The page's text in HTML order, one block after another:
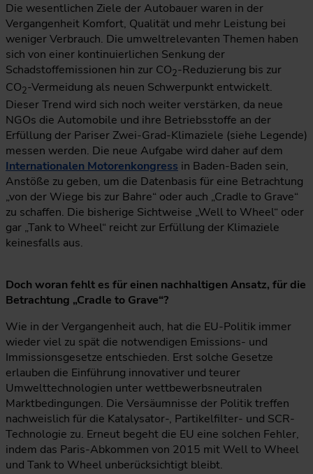
Die wesentlichen Ziele der Autobauer waren in der
Vergangenheit Komfort, Qualität und mehr Leistung bei
weniger Verbrauch. Die umweltrelevanten Themen haben
sich von einer kontinuierlichen Senkung der
Schadstoffemissionen hin zur CO2-Reduzierung bis zur
CO2-Vermeidung als neuen Schwerpunkt entwickelt.
Dieser Trend wird sich noch weiter verstärken, da neue
NGOs die Automobile und ihre Betriebsstoffe an der
Erfüllung der Pariser Zwei-Grad-Klimaziele (siehe Legende)
messen werden. Die neue Aufgabe wird daher auf dem
Internationalen Motorenkongress in Baden-Baden sein,
Anstöße zu geben, um die Datenbasis für eine Betrachtung
„von der Wiege bis zur Bahre“ oder auch „Cradle to Grave“
zu schaffen. Die bisherige Sichtweise „Well to Wheel“ oder
gar „Tank to Wheel“ reicht zur Erfüllung der Klimaziele
keinesfalls aus.
Doch woran fehlt es für einen nachhaltigen Ansatz, für die
Betrachtung „Cradle to Grave“?
Wie in der Vergangenheit auch, hat die EU-Politik immer
wieder viel zu spät die notwendigen Emissions- und
Immissionsgesetze entschieden. Erst solche Gesetze
erlauben die Einführung innovativer und teurer
Umwelttechnologien unter wettbewerbsneutralen
Marktbedingungen. Die Versäumnisse der Politik treffen
nachweislich für die Katalysator-, Partikelfilter- und SCR-
Technologie zu. Erneut begeht die EU eine solchen Fehler,
indem das Paris-Abkommen von 2015 mit Well to Wheel
und Tank to Wheel unberücksichtigt bleibt.